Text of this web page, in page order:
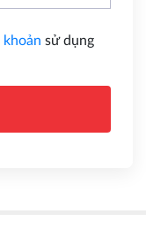
khoản sử dụng